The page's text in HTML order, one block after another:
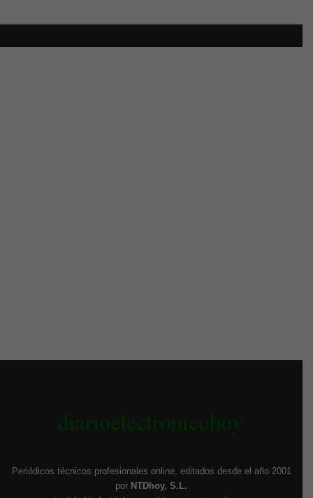
Periódicos técnicos profesionales online, editados desde el año 2001
por NTDhoy, S.L.